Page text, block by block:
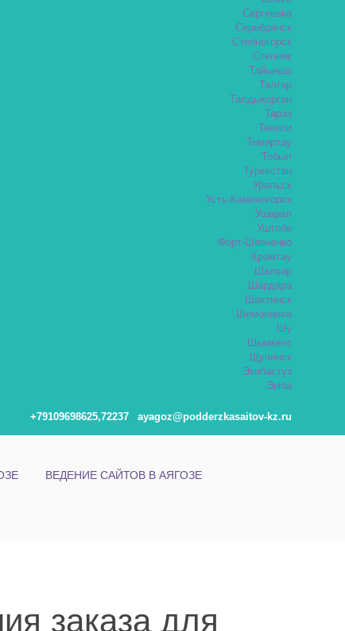
Сергеевка
Серебрянск
Степногорск
Степняк
Тайынша
Талгар
Талдыкорган
Тараз
Текели
Темиртау
Тобыл
Туркестан
Уральск
Усть-Каменогорск
Ушарал
Уштобе
Форт-Шевченко
Хромтау
Шалкар
Шардара
Шахтинск
Шемонаиха
Шу
Шымкент
Щучинск
Экибастуз
Эмба
+79109698625,72237 ayagoz@podderzkasaitov-kz.ru
ВЕДЕНИЕ САЙТОВ В АЯГОЗЕ
заказа для